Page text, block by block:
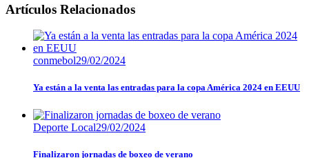
Artículos Relacionados
conmebol29/02/2024
Ya están a la venta las entradas para la copa América 2024 en EEUU
Deporte Local29/02/2024
Finalizaron jornadas de boxeo de verano